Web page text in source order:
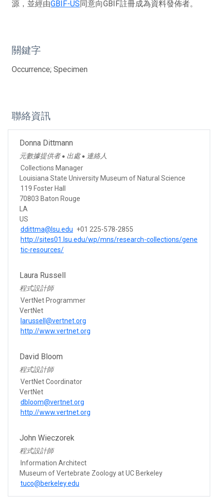
源，並經由GBIF-US同意向GBIF註冊成為資料發佈者。
關鍵字
Occurrence; Specimen
聯絡資訊
Donna Dittmann
元數據提供者 ● 出處 ● 連絡人
Collections Manager
Louisiana State University Museum of Natural Science
119 Foster Hall
70803 Baton Rouge
LA
US
ddittma@lsu.edu +01 225-578-2855
http://sites01.lsu.edu/wp/mns/research-collections/gene
tic-resources/
Laura Russell
程式設計師
VertNet Programmer
VertNet
larussell@vertnet.org
http://www.vertnet.org
David Bloom
程式設計師
VertNet Coordinator
VertNet
dbloom@vertnet.org
http://www.vertnet.org
John Wieczorek
程式設計師
Information Architect
Museum of Vertebrate Zoology at UC Berkeley​
tuco@berkeley.edu